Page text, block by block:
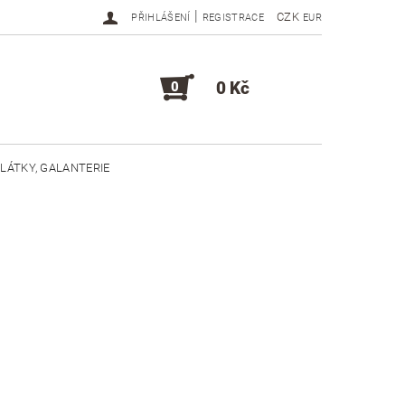
CZK EUR
PŘIHLÁŠENÍ | REGISTRACE
0 0 Kč
LÁTKY, GALANTERIE